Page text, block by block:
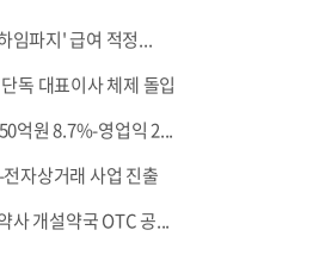
임파지' 급여 적정...
독 대표이사 체제 돌입
억원 8.7%-영업익 2...
자상거래 사업 진출
사 개설약국 OTC 공...